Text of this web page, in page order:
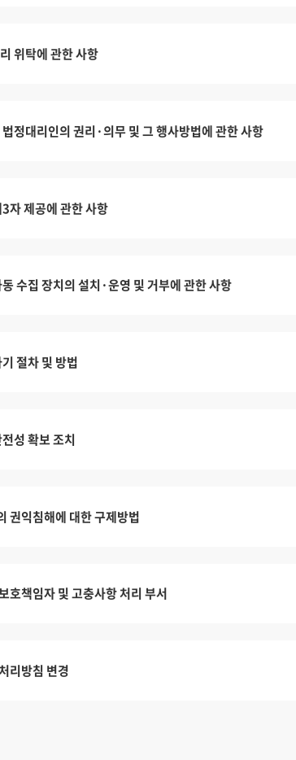
위탁에 관한 사항
정대리인의 권리·의무 및 그 행사방법에 관한 사항
자 제공에 관한 사항
수집 장치의 설치·운영 및 거부에 관한 사항
절차 및 방법
성 확보 조치
권익침해에 대한 구제방법
호책임자 및 고충사항 처리 부서
리방침 변경